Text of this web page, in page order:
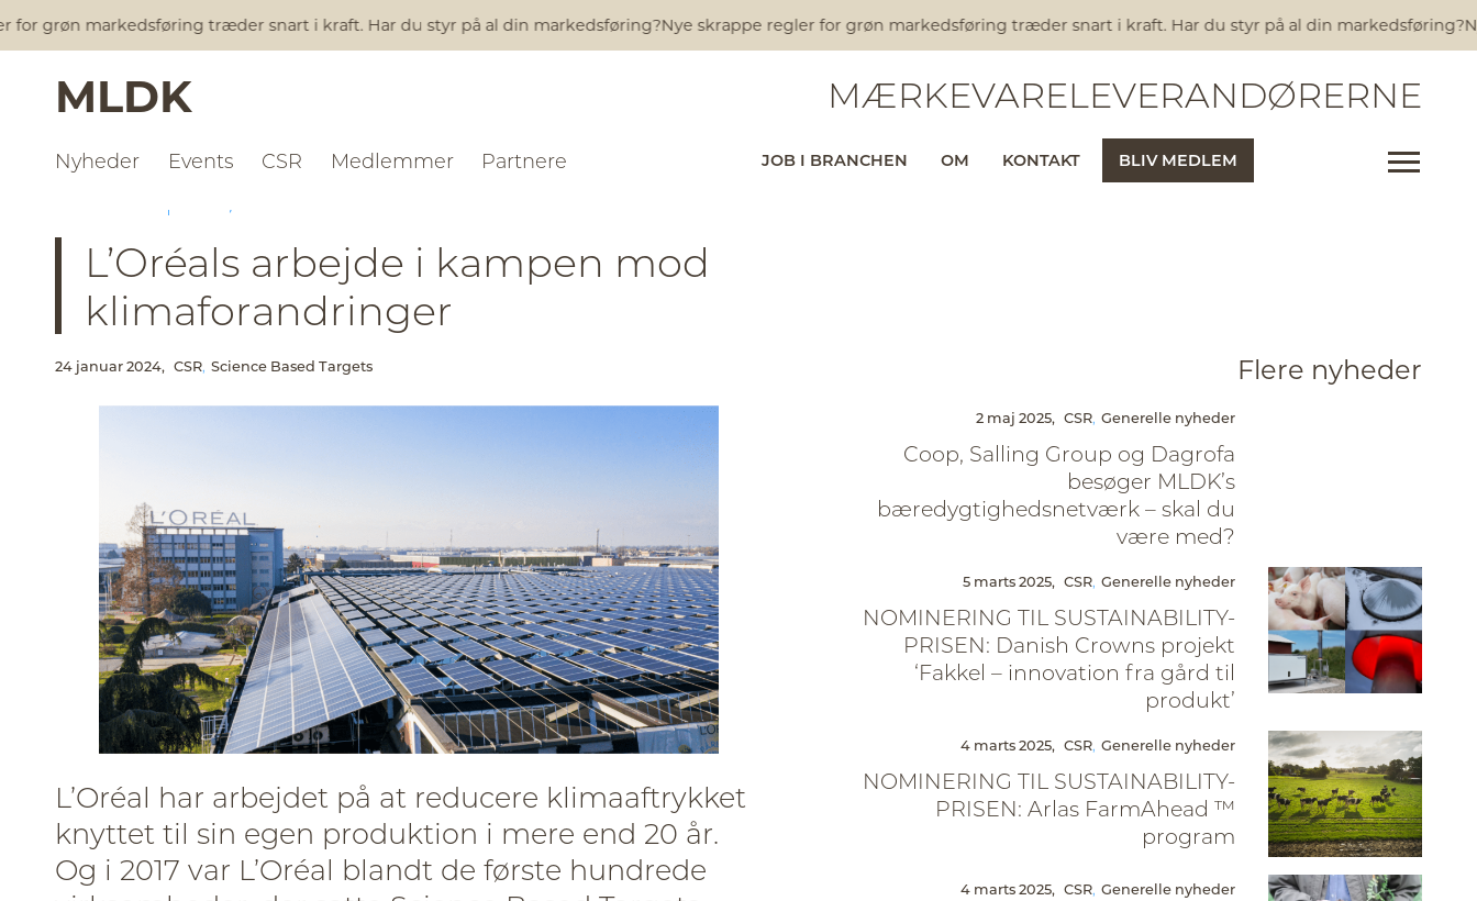
grøn markedsføring træder snart i kraft. Har du styr på al din markedsføring?Nye skrappe regler for grøn markedsføring træder snart i kraft. Har du styr på al din markedsføring?Nye
MLDK MÆRKEVARELEVERANDØRERNE
Nyheder Events CSR Medlemmer Partnere JOB I BRANCHEN OM KONTAKT BLIV MEDLEM
L’Oréals arbejde i kampen mod
klimaforandringer
24 januar 2024, CSR Science Based Targets
L’Oréal har arbejdet på at reducere klimaaftrykket
knyttet til sin egen produktion i mere end 20 år.
Og i 2017 var L’Oréal blandt de første hundrede
Flere nyheder
2 maj 2025, CSR Generelle nyheder
Coop, Salling Group og Dagrofa
besøger MLDK’s
bæredygtighedsnetværk – skal du
være med?
5 marts 2025, CSR Generelle nyheder
NOMINERING TIL SUSTAINABILITY-
PRISEN: Danish Crowns projekt
‘Fakkel – innovation fra gård til
produkt’
4 marts 2025, CSR Generelle nyheder
NOMINERING TIL SUSTAINABILITY-
PRISEN: Arlas FarmAhead ™
program
4 marts 2025, CSR Generelle nyheder